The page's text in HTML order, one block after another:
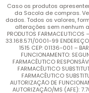
Caso os produtos
da Sacola de compras.
dados. Todos os valores,
alterações sem nenhum
PRODUTOS FARMACEUTICOS
33.168.571/0001-99
1515 CEP: 01136-001 –
FUNCIONAMENTO:
FARMACÊUTICO
FARMACÊUTICO
FARMACÊUTICO
AUTORIZAÇÃO DE
AUTORIZAÇÃO/MS (AFE):